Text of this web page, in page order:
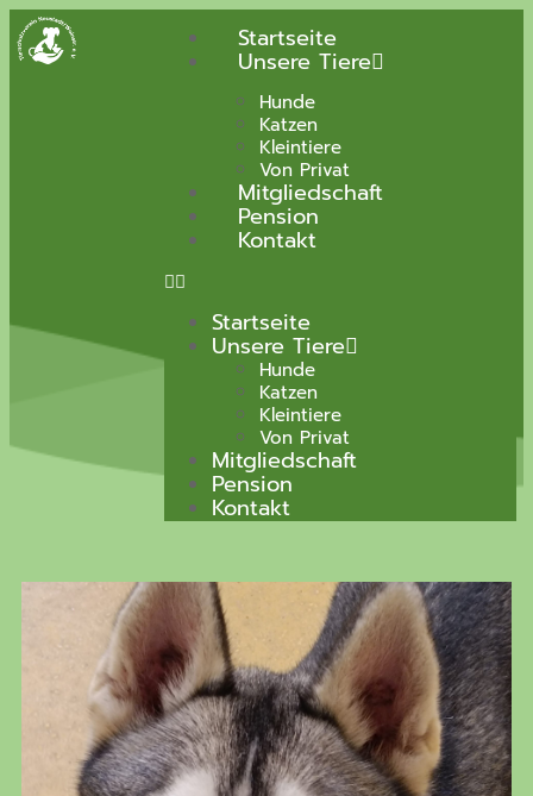
Startseite
Unsere Tiere
Hunde
Katzen
Kleintiere
Von Privat
Mitgliedschaft
Pension
Kontakt
Startseite
Unsere Tiere
Hunde
Katzen
Kleintiere
Von Privat
Mitgliedschaft
Pension
Kontakt